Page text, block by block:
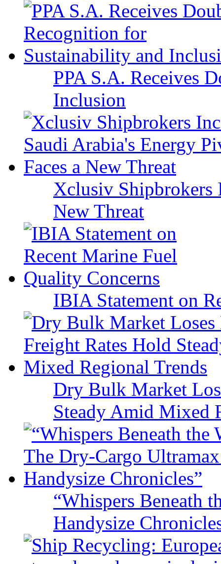
PPA S.A. Receives
Inclusion
Xclusiv Shipbrokers
New Threat
IBIA Statement on
Dry Bulk Market
Steady Amid Mixed
“Whispers Beneath
Handysize